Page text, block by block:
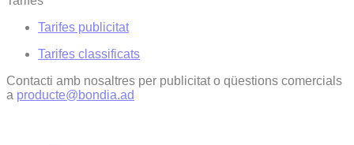
Tarifes publicitat
Tarifes classificats
Contacti amb nosaltres per publicitat o qüestions comercials
a producte@bondia.ad